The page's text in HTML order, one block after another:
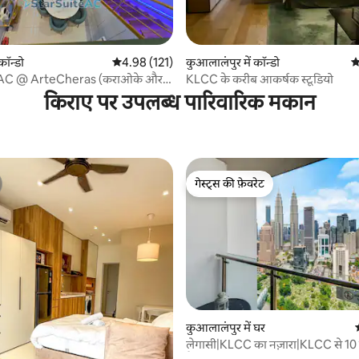
औसत रेटिंग 5 में से 4.98, 121 समीक्षाएँ
4.98 (121)
@ ArteCheras (कराओके और
कुआलालंपुर में कॉन्डो
KLCC के करीब आकर्षक स्टूडियो
किराए पर उपलब्ध पारिवारिक मकान
गेस्ट्स की फ़ेवरेट
गेस्ट्स की फ़ेवरेट
कुआलालंपुर में घर
लेगासी|KLCC का नज़ारा|KLCC से